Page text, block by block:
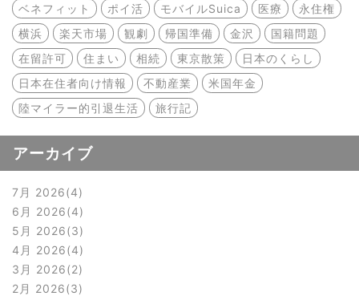
ベネフィット
ポイ活 モバイルSuica 医療
永住権
横浜
楽天市場 観劇 帰国準備 金沢
国籍問題
在留許可
住まい 相続 東京散策
日本のくらし
日本在住者向け情報
不動産業
米国年金
陸マイラー的引退生活
旅行記
アーカイブ
7月 2026 4
6月 2026 4
5月 2026 3
4月 2026 4
3月 2026 2
2月 2026 3